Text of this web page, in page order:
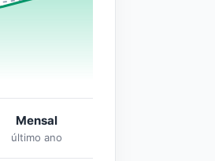
Mensal
último ano